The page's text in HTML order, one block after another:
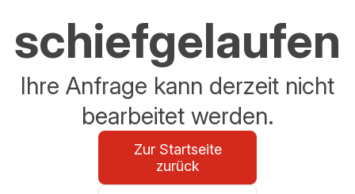
schiefgelaufen
Ihre Anfrage kann derzeit nicht
bearbeitet werden.
Zur Startseite
zurück